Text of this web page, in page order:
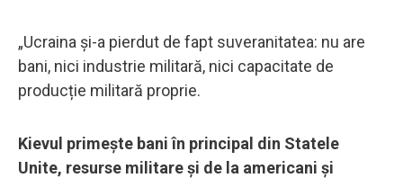
„Ucraina și-a pierdut de fapt suveranitatea: nu are
bani, nici industrie militară, nici capacitate de
producție militară proprie.
Kievul primește bani în principal din Statele
Unite, resurse militare și de la americani și